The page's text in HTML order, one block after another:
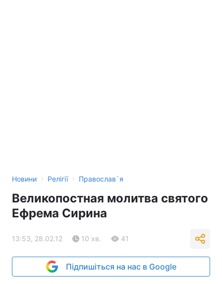
Новини › Релігії › Православ`я
Великопостная молитва святого
Ефрема Сирина
13:53, 28.02.12 10 хв. 41
Підпишіться на нас в Google